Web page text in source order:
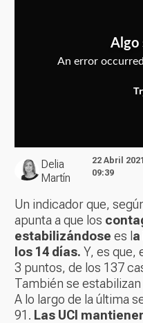
Delia
Martín
22 Abril
09:39
Un indicador que,
apunta a que los
estabilizándose es l
los 14 días. Y, es que,
3 puntos, de los 137
También se
A lo largo de la última
91. Las UCI